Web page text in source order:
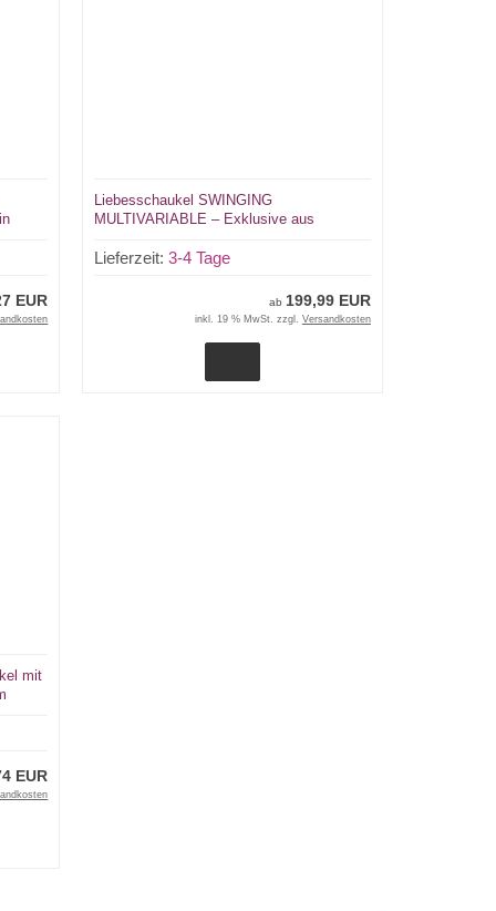
EUR
Liebesschaukel SWINGING
MULTIVARIABLE – Exklusive aus
Handgefertigt von LWPH
Lieferzeit:3-4 Tage
ab 199,99 EUR
inkl. 19 % MwSt. zzgl. Versandkosten
mit
EUR